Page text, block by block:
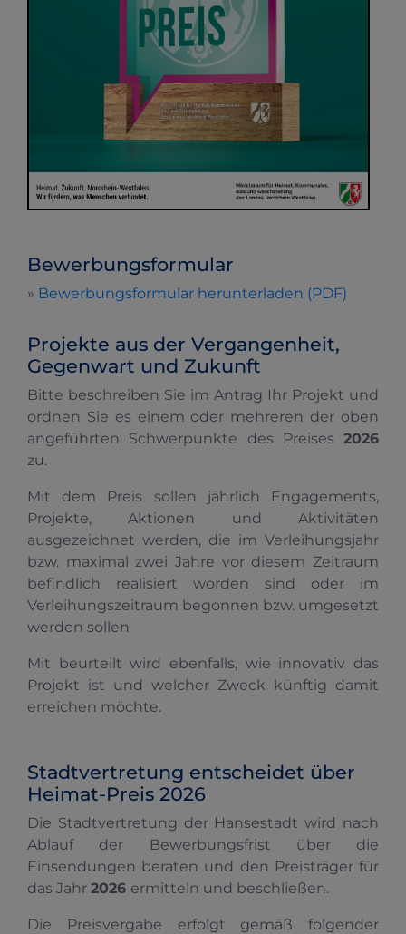
Bewerbungsformular
» Bewerbungsformular herunterladen (PDF)
Projekte aus der Vergangenheit,
Gegenwart und Zukunft
Bitte beschreiben Sie im Antrag Ihr Projekt und
ordnen Sie es einem oder mehreren der oben
angeführten Schwerpunkte des Preises 2026
zu.
Mit dem Preis sollen jährlich Engagements,
Projekte, Aktionen und Aktivitäten
ausgezeichnet werden, die im Verleihungsjahr
bzw. maximal zwei Jahre vor diesem Zeitraum
befindlich realisiert worden sind oder im
Verleihungszeitraum begonnen bzw. umgesetzt
werden sollen
Mit beurteilt wird ebenfalls, wie innovativ das
Projekt ist und welcher Zweck künftig damit
erreichen möchte.
Stadtvertretung entscheidet über
Heimat-Preis 2026
Die Stadtvertretung der Hansestadt wird nach
Ablauf der Bewerbungsfrist über die
Einsendungen beraten und den Preisträger für
das Jahr 2026 ermitteln und beschließen.
Die Preisvergabe erfolgt gemäß folgender